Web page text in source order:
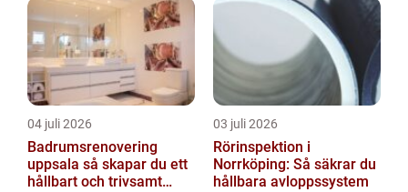
04 juli 2026
Badrumsrenovering
uppsala så skapar du ett
hållbart och trivsamt
03 juli 2026
Rörinspektion i
Norrköping: Så säkrar du
hållbara avloppssystem